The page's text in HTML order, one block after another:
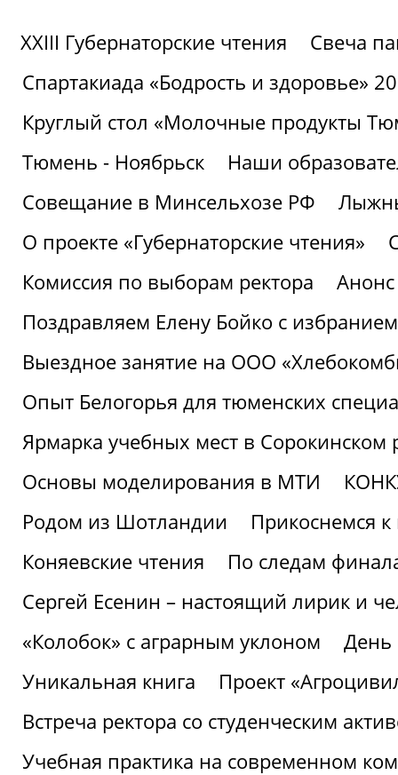
XXIII Губернаторские чтения
Свеча
Спартакиада «Бодрость и здоровье»
Круглый стол «Молочные продукты
Тюмень - Ноябрьск
Наши
Совещание в Минсельхозе РФ
О проекте «Губернаторские чтения»
Комиссия по выборам ректора
Поздравляем Елену Бойко с
Выездное занятие на ООО
Опыт Белогорья для тюменских
Ярмарка учебных мест в Сорокинском
Основы моделирования в МТИ
Родом из Шотландии
Прикоснемся
Коняевские чтения
По следам
Сергей Есенин – настоящий лирик и
«Колобок» с аграрным уклоном
День
Уникальная книга
Проект
Встреча ректора со студенческим
Учебная практика на современном